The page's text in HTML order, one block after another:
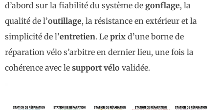
d’abord sur la fiabilité du système de gonflage, la
qualité de l’outillage, la résistance en extérieur et la
simplicité de l’entretien. Le prix d’une borne de
réparation vélo s’arbitre en dernier lieu, une fois la
cohérence avec le support vélo validée.